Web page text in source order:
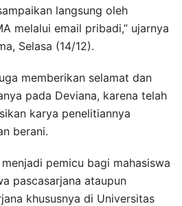
langsung oleh
melalui email pribadi,” ujarnya
Selasa (14/12).
memberikan selamat dan
pada Deviana, karena telah
karya penelitiannya
berani.
pemicu bagi mahasiswa
pascasarjana ataupun
khususnya di Universitas